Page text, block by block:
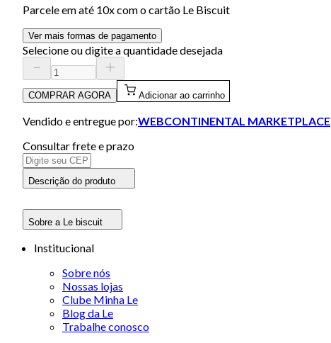
Parcele em até 10x com o cartão Le Biscuit
Ver mais formas de pagamento
Selecione ou digite a quantidade desejada
COMPRAR AGORA Adicionar ao carrinho
Vendido e entregue por:WEBCONTINENTAL MARKETPLACE
Consultar frete e prazo
Descrição do produto
Sobre a Le biscuit
Institucional
Sobre nós
Nossas lojas
Clube Minha Le
Blog da Le
Trabalhe conosco